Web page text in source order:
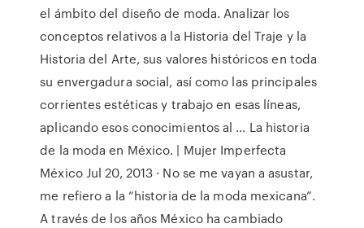
el ámbito del diseño de moda. Analizar los
conceptos relativos a la Historia del Traje y la
Historia del Arte, sus valores históricos en toda
su envergadura social, así como las principales
corrientes estéticas y trabajo en esas líneas,
aplicando esos conocimientos al … La historia
de la moda en México. | Mujer Imperfecta
México Jul 20, 2013 · No se me vayan a asustar,
me refiero a la “historia de la moda mexicana”.
A través de los años México ha cambiado